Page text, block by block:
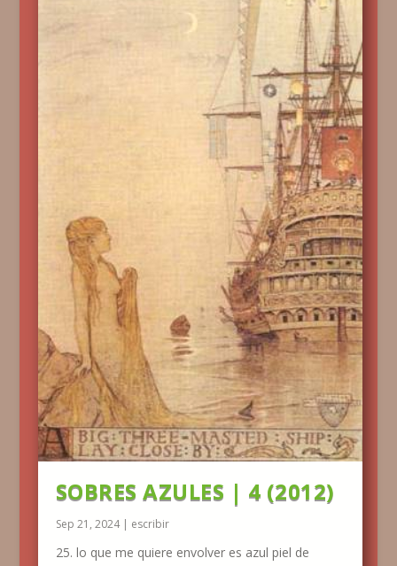
SOBRES AZULES | 4 (2012)
Sep 21, 2024| escribir
25. lo que me quiere envolver es azul piel de